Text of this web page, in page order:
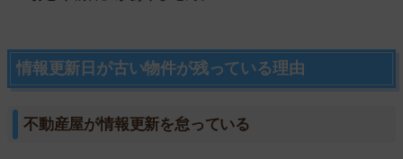
情報更新日が古い物件が残っている理由
不動産屋が情報更新を怠っている